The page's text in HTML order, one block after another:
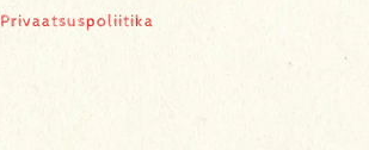
Privaatsuspoliitika